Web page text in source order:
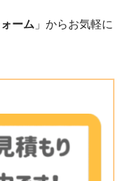
ーム 」からお気軽に